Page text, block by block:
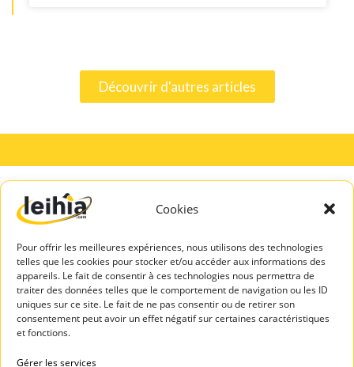
Cookies
Pour offrir les meilleures expériences, nous utilisons des technologies
telles que les cookies pour stocker et/ou accéder aux informations des
appareils. Le fait de consentir à ces technologies nous permettra de
traiter des données telles que le comportement de navigation ou les ID
uniques sur ce site. Le fait de ne pas consentir ou de retirer son
consentement peut avoir un effet négatif sur certaines caractéristiques
et fonctions.
Gérer les services
Découvrir d'autres articles
A PROPOS
Mentions légales
Politique de
confidentialité
Blog Leihia
Espace Candidats
Leihia – Bilan de
compétences
Leihia – Coaching